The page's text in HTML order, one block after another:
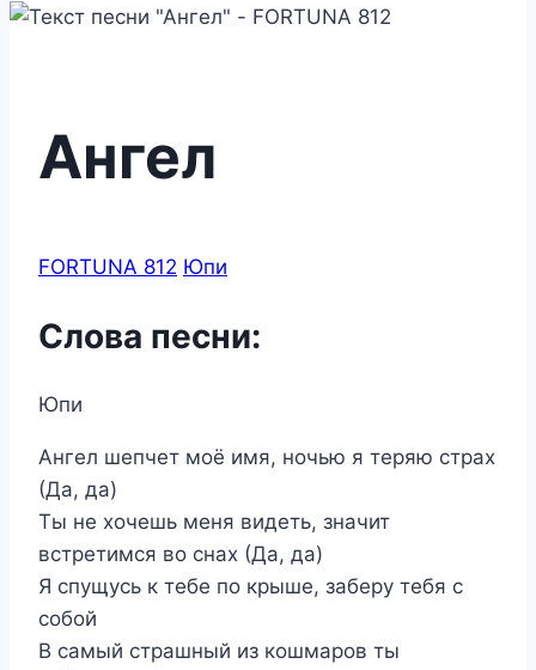
Ангел
FORTUNA 812 Юпи
Слова песни:
Юпи
Ангел шепчет моё имя, ночью я теряю страх
(Да, да)
Ты не хочешь меня видеть, значит
встретимся во снах (Да, да)
Я спущусь к тебе по крыше, заберу тебя с
собой
В самый страшный из кошмаров ты